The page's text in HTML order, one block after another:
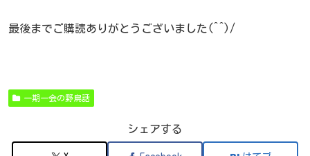
最後までご購読ありがとうございました(^^)/
一期一会の野鳥話
シェアする